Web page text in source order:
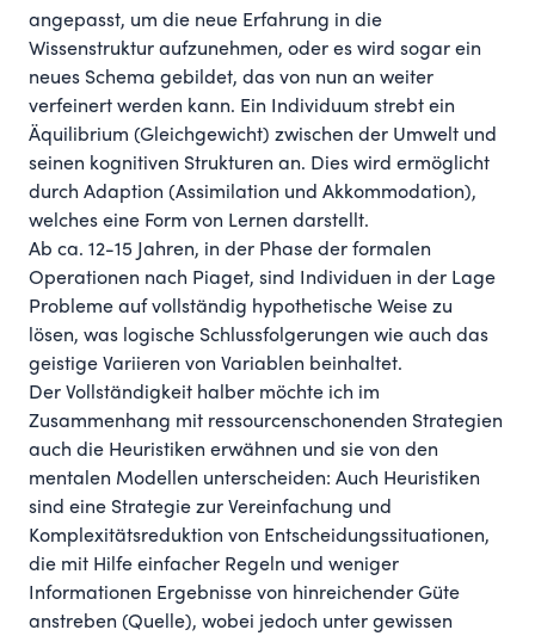
angepasst, um die neue Erfahrung in die
Wissenstruktur aufzunehmen, oder es wird sogar ein
neues Schema gebildet, das von nun an weiter
verfeinert werden kann. Ein Individuum strebt ein
Äquilibrium (Gleichgewicht) zwischen der Umwelt und
seinen kognitiven Strukturen an. Dies wird ermöglicht
durch Adaption (Assimilation und Akkommodation),
welches eine Form von Lernen darstellt.
Ab ca. 12-15 Jahren, in der Phase der formalen
Operationen nach Piaget, sind Individuen in der Lage
Probleme auf vollständig hypothetische Weise zu
lösen, was logische Schlussfolgerungen wie auch das
geistige Variieren von Variablen beinhaltet.
Der Vollständigkeit halber möchte ich im
Zusammenhang mit ressourcenschonenden Strategien
auch die Heuristiken erwähnen und sie von den
mentalen Modellen unterscheiden: Auch Heuristiken
sind eine Strategie zur Vereinfachung und
Komplexitätsreduktion von Entscheidungssituationen,
die mit Hilfe einfacher Regeln und weniger
Informationen Ergebnisse von hinreichender Güte
anstreben (Quelle), wobei jedoch unter gewissen